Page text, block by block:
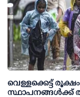
വെള്ളക്കെട്ട്
സ്ഥാപനങ്ങള്‍ക്ക്